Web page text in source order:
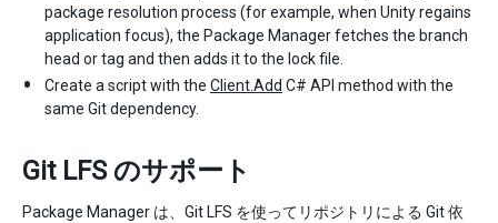
package resolution process (for example, when Unity regains
application focus), the Package Manager fetches the branch
head or tag and then adds it to the lock file.
Create a script with the Client.Add C# API method with the
same Git dependency.
Git LFS のサポート
Package Manager は、Git LFS を使ってリポジトリによる Git 依